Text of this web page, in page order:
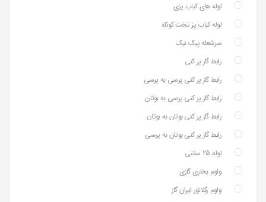
لوله های کباب پزی
لوله کباب پز تخت کوتاه
سرشعله پیک نیک
رابط گاز پر کنی
رابط گاز پر کنی پرسی به پرسی
رابط گاز پر کنی پرسی به بوتان
رابط گاز پر کنی بوتان به بوتان
رابط گاز پر کنی بوتان به پرسی
لوله 25 سانتی
ولوم بخاری گازی
ولوم رگلاتور ایران گاز